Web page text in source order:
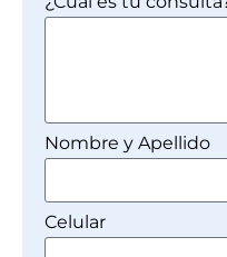
Nombre y Apellido
Celular